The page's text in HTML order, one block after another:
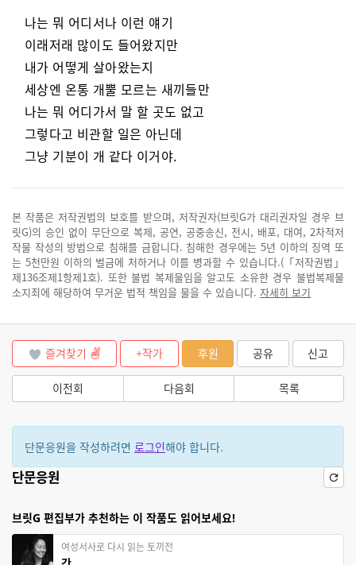
나는 뭐 어디서나 이런 얘기
이래저래 많이도 들어왔지만
내가 어떻게 살아왔는지
세상엔 온통 개뿔 모르는 새끼들만
나는 뭐 어디가서 말 할 곳도 없고
그렇다고 비관할 일은 아닌데
그냥 기분이 개 같다 이거야.
본 작품은 저작권법의 보호를 받으며, 저작권자(브릿G가 대리권자일 경우 브
릿G)의 승인 없이 무단으로 복제, 공연, 공중송신, 전시, 배포, 대여, 2차적저
작물 작성의 방법으로 침해를 금합니다. 침해한 경우에는 5년 이하의 징역 또
는 5천만원 이하의 벌금에 처하거나 이를 병과할 수 있습니다.(「저작권법」
제136조제1항제1호). 또한 불법 복제물임을 알고도 소유한 경우 불법복제물
소지죄에 해당하여 무거운 법적 책임을 물을 수 있습니다. 자세히 보기
즐겨찾기 +작가 후원 공유 신고
이전회 다음회 목록
단문응원을 작성하려면 로그인해야 합니다.
단문응원
브릿G 편집부가 추천하는 이 작품도 읽어보세요!
여성서사로 다시 읽는 토끼전